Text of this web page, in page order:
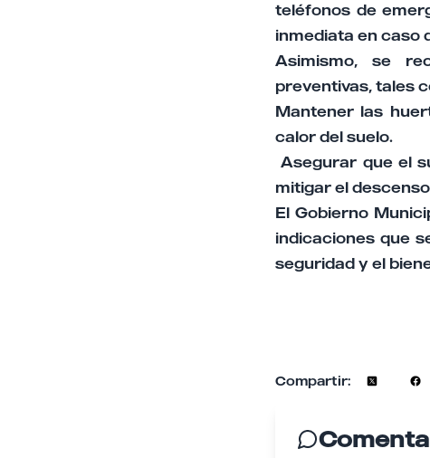
teléfonos de
inmediata en caso
Asimismo, se
preventivas, tales
Mantener las
calor del suelo.
Asegurar que el
mitigar el
El Gobierno
indicaciones que
seguridad y el
Compartir: